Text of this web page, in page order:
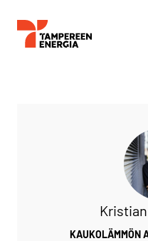
KAUKOLÄMMÖN